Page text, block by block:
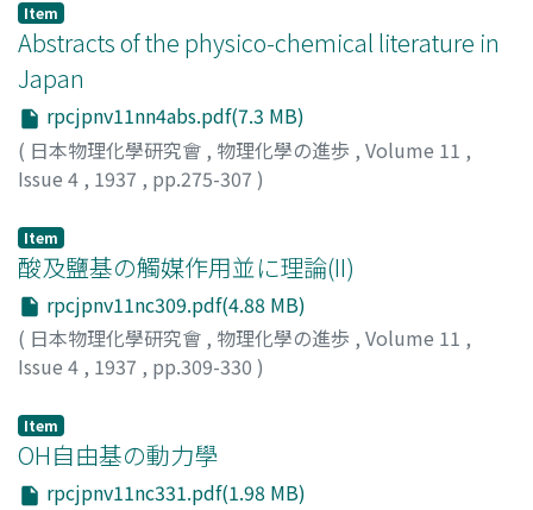
Item
Abstracts of the physico-chemical literature in
Japan
rpcjpnv11nn4abs.pdf(7.3 MB)
( 日本物理化學研究會 , 物理化學の進歩 , Volume 11 ,
Issue 4 , 1937 , pp.275-307 )
Item
酸及鹽基の觸媒作用並に理論(II)
rpcjpnv11nc309.pdf(4.88 MB)
( 日本物理化學研究會 , 物理化學の進歩 , Volume 11 ,
Issue 4 , 1937 , pp.309-330 )
Item
OH自由基の動力學
rpcjpnv11nc331.pdf(1.98 MB)